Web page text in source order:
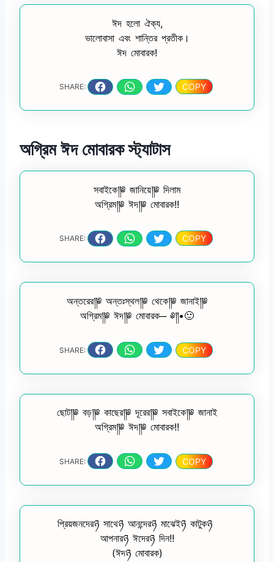
ঈদ হলো ঐক্য,
ভালোবাসা এবং শান্তির প্রতীক।
ঈদ মোবারক!
SHARE: COPY
অগ্রিম ঈদ মোবারক স্ট্যাটাস
সবাইকে༎༅ জানিয়ে༎༅ দিলাম
অগ্রিম༎༅ ঈদ༎༅ মোবারক!!
SHARE: COPY
অন্তরের༎༅ অন্তঃস্থল༎༅ থেকে༎༅ জানাই༎༅
অগ্রিম༎༅ ঈদ༎༅ মোবারক─ ༅༎•🙂
SHARE: COPY
ছোট༎༅ বড়༎༅ কাছের༎༅ দূরের༎༅ সবাইকে༎༅ জানাই
অগ্রিম༎༅ ঈদ༎༅ মোবারক!!
SHARE: COPY
প্রিয়জনদেরཉ সাথেཉ আনন্দেরཉ মাঝেইཉ কাটুকཉ
আপনারཉ ঈদেরཉ দিন!!
(ঈদཉ মোবারক)